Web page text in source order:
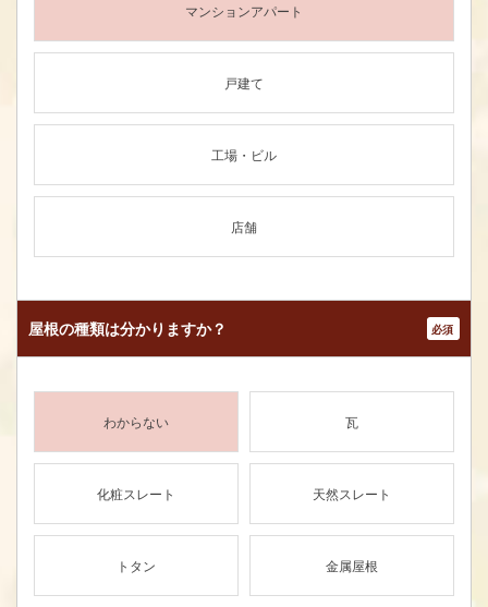
マンションアパート
戸建て
工場・ビル
店舗
屋根の種類は分かりますか？ *
わからない 瓦
化粧スレート 天然スレート
トタン 金属屋根